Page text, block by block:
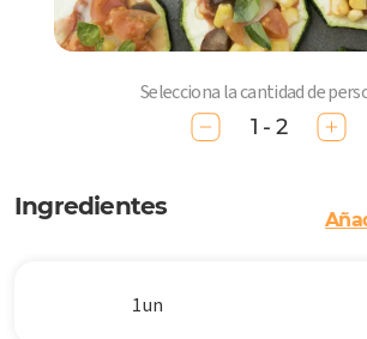
Selecciona la cantidad de
1 - 2
Ingredientes
1 un